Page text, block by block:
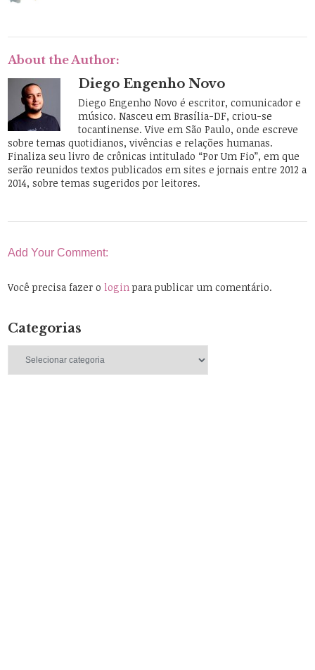
About the Author:
Diego Engenho Novo
Diego Engenho Novo é escritor, comunicador e
músico. Nasceu em Brasília-DF, criou-se
tocantinense. Vive em São Paulo, onde escreve
sobre temas quotidianos, vivências e relações humanas.
Finaliza seu livro de crônicas intitulado “Por Um Fio”, em que
serão reunidos textos publicados em sites e jornais entre 2012 a
2014, sobre temas sugeridos por leitores.
Add Your Comment:
Você precisa fazer ologinpara publicar um comentário.
Categorias